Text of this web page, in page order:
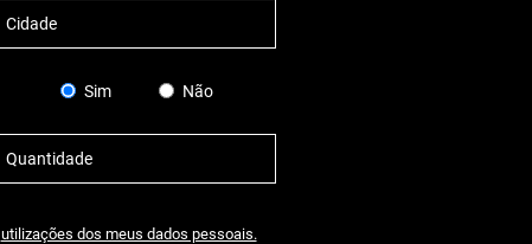
Sim Não
utilizações dos meus dados pessoais.